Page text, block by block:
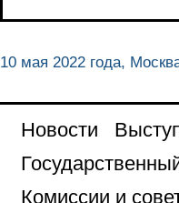
10 мая 2022 года,
Новости
Комиссии и